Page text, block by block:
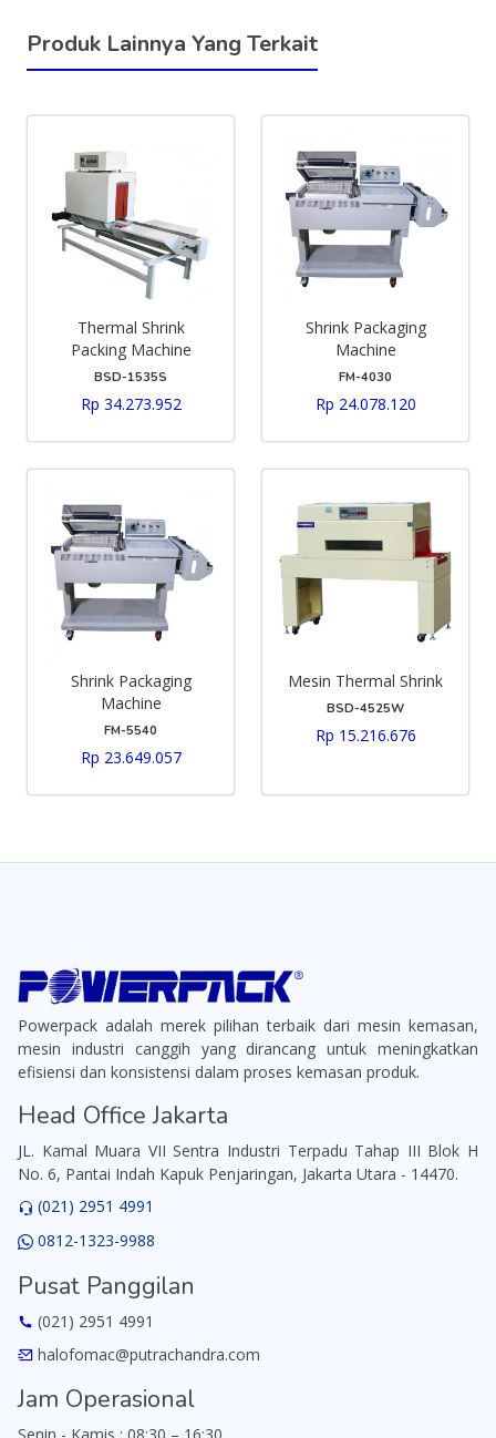
Produk Lainnya Yang Terkait
Thermal Shrink
Packing Machine
BSD-1535S
Rp 34.273.952
Shrink Packaging
Machine
FM-4030
Rp 24.078.120
Shrink Packaging
Machine
FM-5540
Rp 23.649.057
Mesin Thermal Shrink
BSD-4525W
Rp 15.216.676
Powerpack adalah merek pilihan terbaik dari mesin kemasan,
mesin industri canggih yang dirancang untuk meningkatkan
efisiensi dan konsistensi dalam proses kemasan produk.
Head Office Jakarta
JL. Kamal Muara VII Sentra Industri Terpadu Tahap III Blok H
No. 6, Pantai Indah Kapuk Penjaringan, Jakarta Utara - 14470.
(021) 2951 4991
0812-1323-9988
Pusat Panggilan
(021) 2951 4991
halofomac@putrachandra.com
Jam Operasional
Senin - Kamis : 08:30 – 16:30